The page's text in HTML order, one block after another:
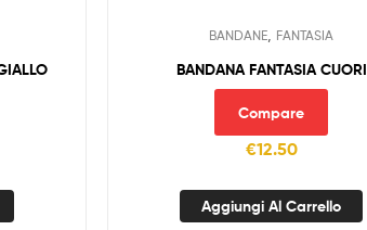
BANDANE FANTASIA
BANDANA FANTASIA CUORI
Compare
€12.50
Aggiungi Al Carrello